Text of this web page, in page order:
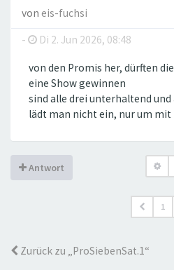
von eis-fuchsi
-
Di 2. Jun 2026, 08:48
von den Promis her, dürften
eine Show gewinnen
sind alle drei unterhaltend
lädt man nicht ein, nur um mit
Antwort
1
Zurück zu „ProSiebenSat.1“